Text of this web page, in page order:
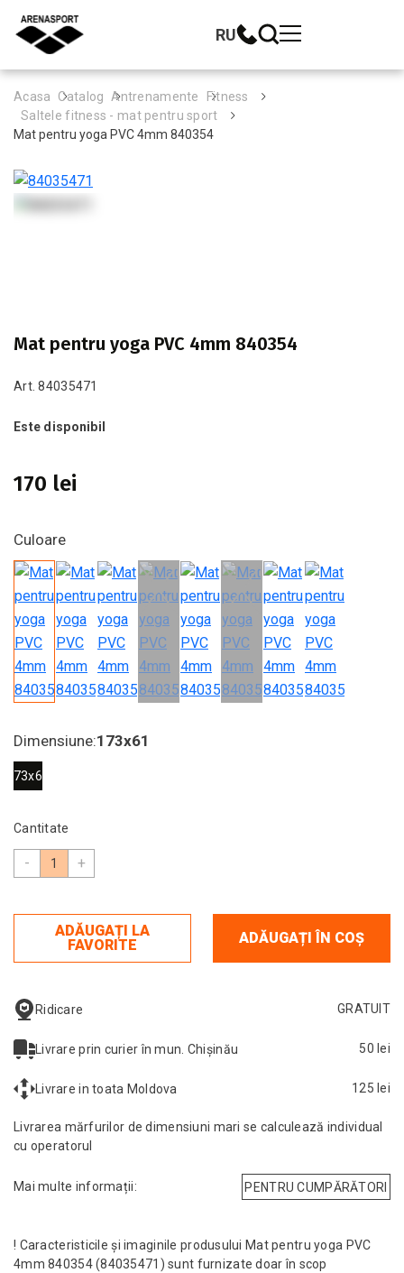
RU
Acasa Catalog Antrenamente
Fitness
Saltele fitness - mat pentru sport
Mat pentru yoga PVC 4mm 840354
Mat pentru yoga PVC 4mm 840354
Art. 84035471
Este disponibil
170 lei
Culoare
Dimensiune:173х61
173х61
Cantitate
- +
ADĂUGAȚI LA
FAVORITE
ADĂUGAȚI ÎN COȘ
Ridicare GRATUIT
Livrare prin curier în mun. Chișinău 50 lei
Livrare in toata Moldova 125 lei
Livrarea mărfurilor de dimensiuni mari se calculează individual
cu operatorul
Mai multe informații: PENTRU CUMPĂRĂTORI
! Caracteristicile și imaginile produsului Mat pentru yoga PVC
4mm 840354 (84035471) sunt furnizate doar în scop